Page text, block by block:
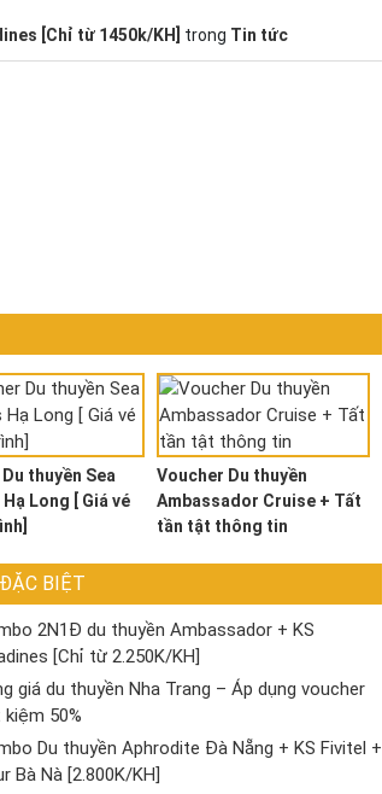
[Chỉ từ 1450k/KH] trong Tin tức
thuyền Sea
Long [ Giá vé
Voucher Du thuyền
Ambassador Cruise + Tất
tần tật thông tin
BIỆT
2N1Đ du thuyền Ambassador + KS
[Chỉ từ 2.250K/KH]
giá du thuyền Nha Trang – Áp dụng voucher
50%
Du thuyền Aphrodite Đà Nẵng + KS Fivitel +
Bà Nà [2.800K/KH]